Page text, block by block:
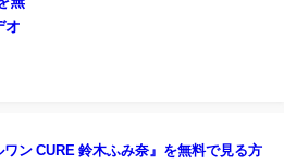
オ
ワン CURE 鈴木ふみ奈』を無料で見る方